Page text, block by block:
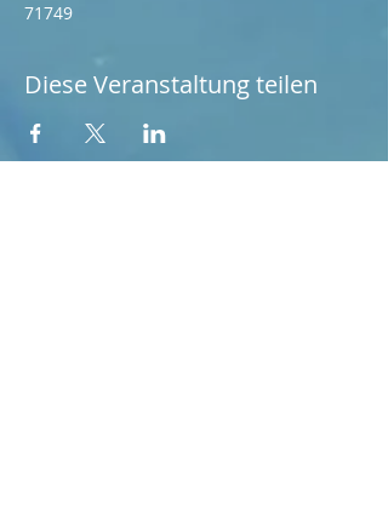
71749
Diese Veranstaltung teilen